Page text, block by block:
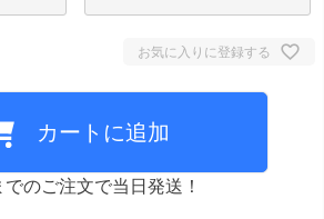
お気に入りに登録する
カートに追加
でのご注文で当日発送！